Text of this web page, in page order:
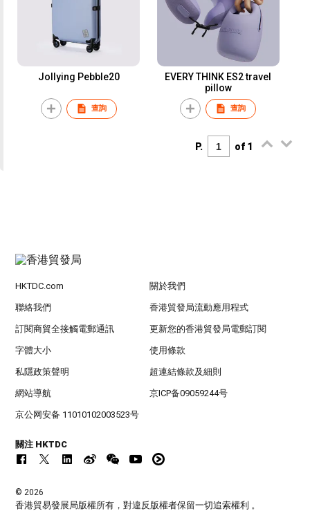
Jollying Pebble20
查詢
EVERY THINK ES2 travel
pillow
查詢
P. of 1
HKTDC.com 關於我們
聯絡我們 香港貿發局流動應用程式
訂閱商貿全接觸電郵通訊 更新您的香港貿發局電郵訂閱
字體大小 使用條款
私隱政策聲明 超連結條款及細則
網站導航 京ICP备09059244号
京公网安备 11010102003523号
關注 HKTDC
© 2026
香港貿易發展局版權所有，對違反版權者保留一切追索權利 。